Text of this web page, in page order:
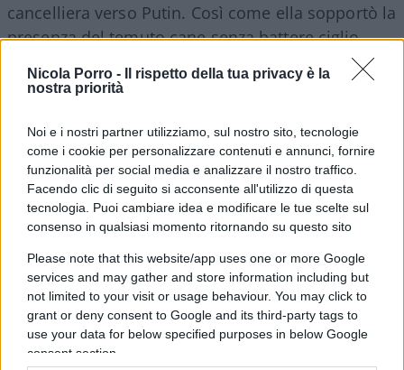
Nicola Porro -
Il rispetto della tua privacy è la
nostra priorità
Noi e i nostri partner utilizziamo, sul nostro sito, tecnologie
come i cookie per personalizzare contenuti e annunci, fornire
funzionalità per social media e analizzare il nostro traffico.
Facendo clic di seguito si acconsente all'utilizzo di questa
tecnologia. Puoi cambiare idea e modificare le tue scelte sul
consenso in qualsiasi momento ritornando su questo sito
Please note that this website/app uses one or more Google
services and may gather and store information including but
not limited to your visit or usage behaviour. You may click to
grant or deny consent to Google and its third-party tags to
use your data for below specified purposes in below Google
consent section.
cancelliera verso Putin. Così come ella sopportò la
presenza del temuto cane senza battere ciglio,
così la Germania ha sempre soprasseduto alle
contraddizioni della Russia in cambio di una
motore della macchina industriale tedesca.
Il sistema industriale tedesco ha basato il suo
successo su due fattori: manodopera a basso
costo proveniente dai paesi della periferia
europea (così spiegato l’impellente desiderio di
allargare progressivamente l’area Schengen per il
libero transito dei lavoratori), ed energia continua
e a basso costo proveniente proprio dalla nazione
del “nemico dell’Europa” Putin. Da qui anche